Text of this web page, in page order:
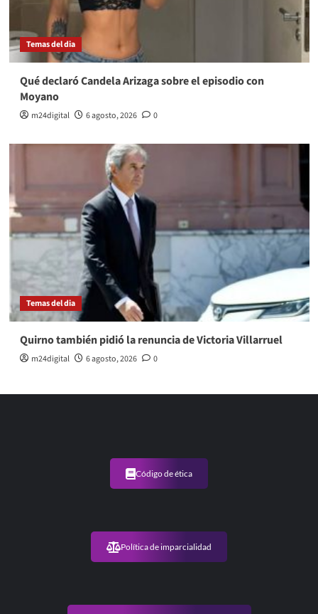
Temas del dia
Qué declaró Candela Arizaga sobre el episodio con
Moyano
m24digital 6 agosto, 2026 0
Temas del dia
Quirno también pidió la renuncia de Victoria Villarruel
m24digital 6 agosto, 2026 0
Código de ética
Política de imparcialidad